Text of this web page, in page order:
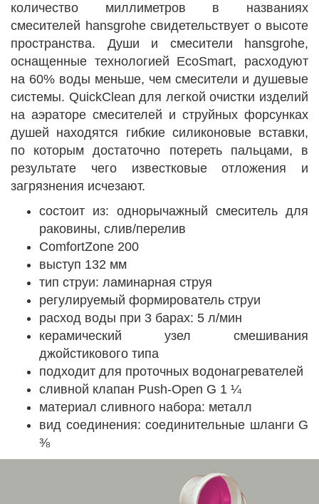
количество миллиметров в названиях
смесителей hansgrohe свидетельствует о высоте
пространства. Души и смесители hansgrohe,
оснащенные технологией EcoSmart, расходуют
на 60% воды меньше, чем смесители и душевые
системы. QuickClean для легкой очистки изделий
на аэраторе смесителей и струйных форсунках
душей находятся гибкие силиконовые вставки,
по которым достаточно потереть пальцами, в
результате чего известковые отложения и
загрязнения исчезают.
состоит из: однорычажный смеситель для
раковины, слив/перелив
ComfortZone 200
выступ 132 мм
тип струи: ламинарная струя
регулируемый формирователь струи
расход воды при 3 барах: 5 л/мин
керамический узел смешивания
джойстикового типа
подходит для проточных водонагревателей
сливной клапан Push-Open G 1 ¼
материал сливного набора: металл
вид соединения: соединительные шланги G
⅜